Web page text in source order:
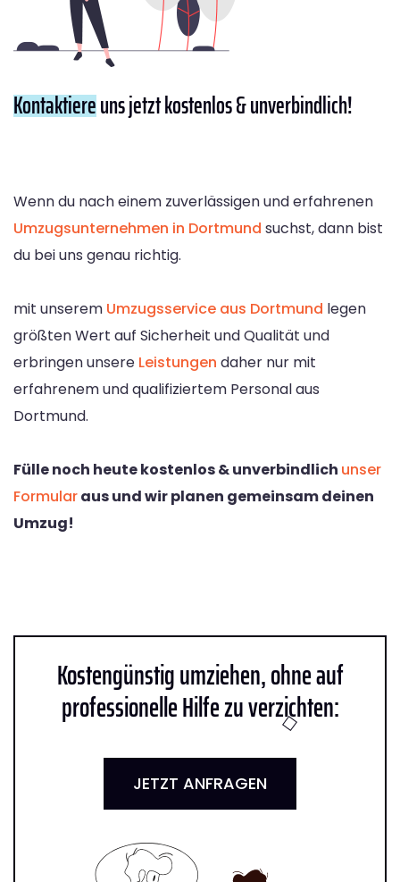
Kontaktiereuns jetzt kostenlos & unverbindlich!
Wenn du nach einem zuverlässigen und erfahrenen
Umzugsunternehmen in Dortmund suchst, dann bist
du bei uns genau richtig.
mit unserem Umzugsservice aus Dortmund legen
größten Wert auf Sicherheit und Qualität und
erbringen unsere Leistungen daher nur mit
erfahrenem und qualifiziertem Personal aus
Dortmund.
Fülle noch heute kostenlos & unverbindlich unser
Formularaus und wir planen gemeinsam deinen
Umzug!
Kostengünstig umziehen, ohne auf
professionelle Hilfe zu verzichten:
JETZT ANFRAGEN